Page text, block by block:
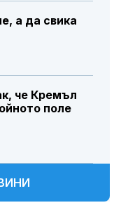
а да свика
че Кремъл
поле